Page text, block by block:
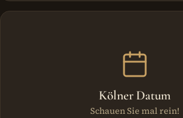
Kölner Datum
Schauen Sie mal rein!